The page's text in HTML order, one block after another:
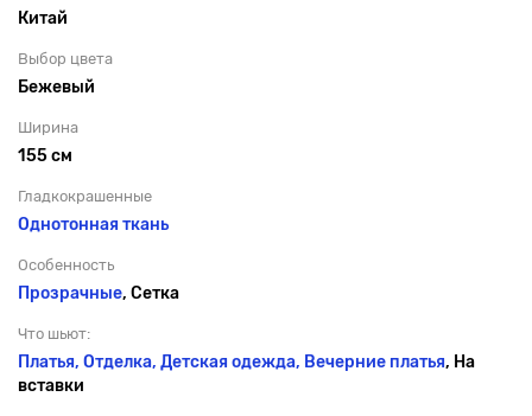
Китай
Выбор цвета
Бежевый
Ширина
155 см
Гладкокрашенные
Однотонная ткань
Особенность
Прозрачные, Сетка
Что шьют:
Платья, Отделка, Детская одежда, Вечерние платья, На
вставки